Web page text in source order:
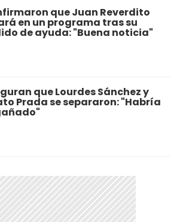
que Juan Reverdito
en un programa tras su
de ayuda: "Buena noticia"
que Lourdes Sánchez y
Prada se separaron: "Habría